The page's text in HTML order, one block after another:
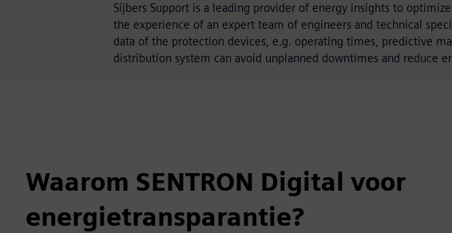
Sijbers Support is a leading provider of energy insights to
the experience of an expert team of engineers and technical
data of the protection devices, e.g. operating times, predictive
distribution system can avoid unplanned downtimes and reduce
Waarom SENTRON Digital voor
energietransparantie?